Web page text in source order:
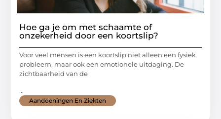
Hoe ga je om met schaamte of
onzekerheid door een koortslip?
Voor veel mensen is een koortslip niet alleen een fysiek
probleem, maar ook een emotionele uitdaging. De
zichtbaarheid van de
...
Aandoeningen En Ziekten